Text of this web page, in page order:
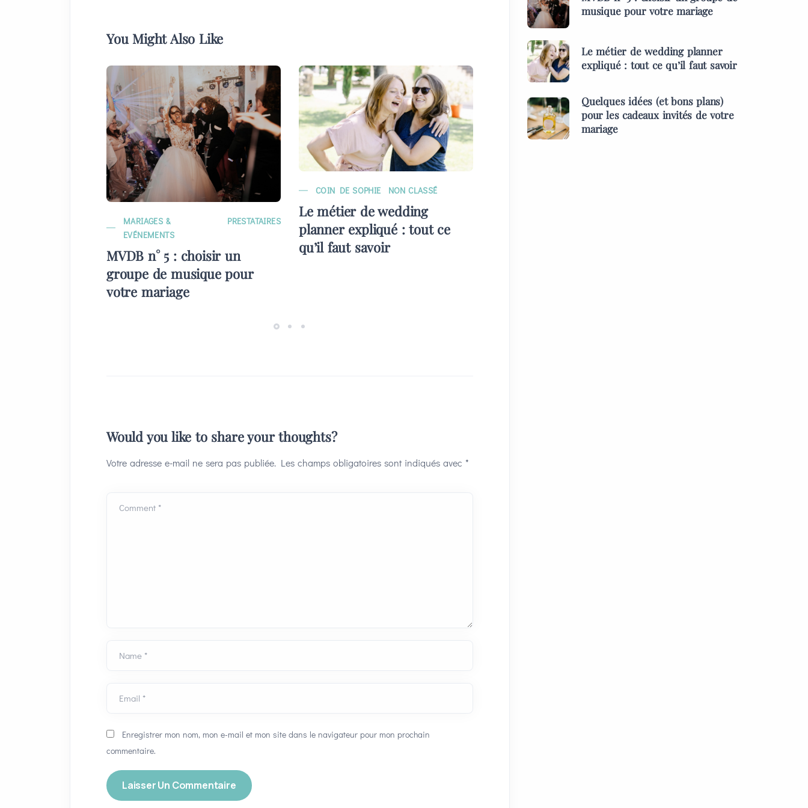
You Might Also Like
MARIAGES &
EVÉNEMENTS
PRESTATAIRES
MVDB n° 5 : choisir un
groupe de musique pour
votre mariage
COIN DE SOPHIE NON CLASSÉ
Le métier de wedding
planner expliqué : tout ce
qu’il faut savoir
Would you like to share your thoughts?
Votre adresse e-mail ne sera pas publiée. Les champs obligatoires sont indiqués avec *
Comment *
Name *
Email *
Enregistrer mon nom, mon e-mail et mon site dans le navigateur pour mon prochain
commentaire.
musique pour votre mariage
Le métier de wedding planner
expliqué : tout ce qu’il faut savoir
Quelques idées (et bons plans)
pour les cadeaux invités de votre
mariage